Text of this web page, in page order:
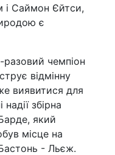
і Саймон Єйтси,
є
чемпіон
відмінну
виявитися для
збірна
який
місце на
- Льєж.